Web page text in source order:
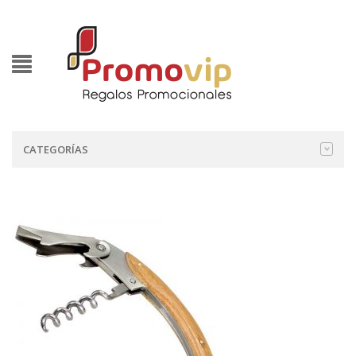
CATEGORÍAS